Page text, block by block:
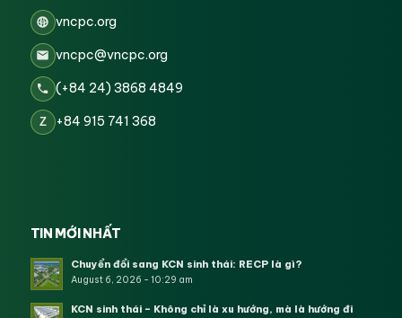
vncpc.org
vncpc@vncpc.org
(+84 24) 3868 4849
Z +84 915 741 368
TIN MỚI NHẤT
Chuyển đổi sang KCN sinh thái: RECP là gì?
August 6, 2026 - 10:29 am
KCN sinh thái – Không chỉ là xu hướng, mà là hướng đi